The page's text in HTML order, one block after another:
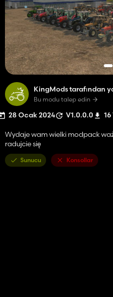
KingMods tarafından
Bu modu talep edin
28 Ocak 2024 V1.0.0.0 16
Wydaje wam wielki modpack
radujcie się
Sunucu Konsollar